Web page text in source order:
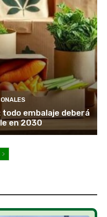
todo embalaje deberá
en 2030